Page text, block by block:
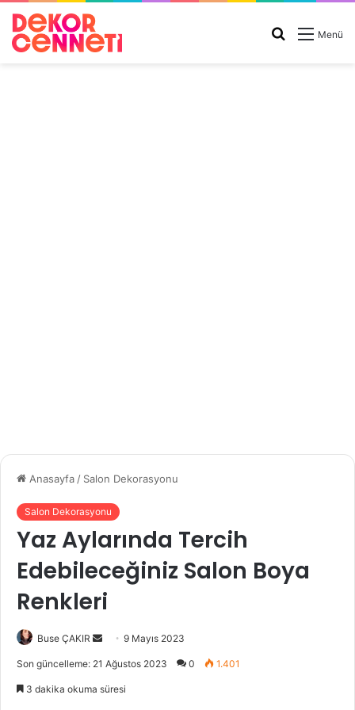
Menü
Arama
Anasayfa / Salon Dekorasyonu
Salon Dekorasyonu
Yaz Aylarında Tercih
Edebileceğiniz Salon Boya
Renkleri
Buse ÇAKIR
e
9 Mayıs 2023
Son güncelleme: 21 Ağustos 2023 0 1.401
3 dakika okuma süresi